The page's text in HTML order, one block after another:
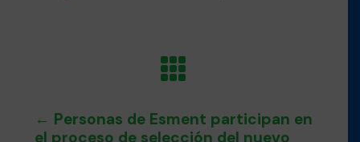

← Personas de Esment participan en
el proceso de selección del nuevo